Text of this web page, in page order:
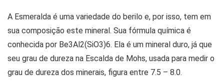
A Esmeralda é uma variedade do berilo e, por isso, tem em
sua composição este mineral. Sua fórmula química é
conhecida por Be3Al2(SiO3)6. Ela é um mineral duro, já que
seu grau de dureza na Escalda de Mohs, usada para medir o
grau de dureza dos minerais, figura entre 7.5 – 8.0.